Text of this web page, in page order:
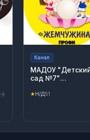
Канал
МАДОУ
сад №7"
★Н/Д51